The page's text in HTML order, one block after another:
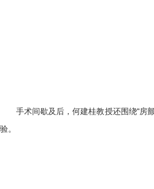
手术间歇及后，何建桂教授还围绕“房
验。